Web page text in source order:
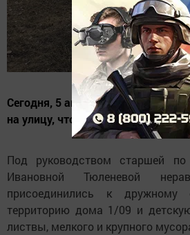
Сегодня, 5 апреля, жители
на улицу, чтобы навести чистоту!
Под руководством старшей
Ивановной Тюленевой
присоединились к дружному
территорию дома 1/09 и
листвы, мелкого и крупного